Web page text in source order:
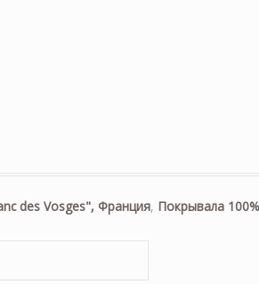
des Vosges", Франция, Покрывала